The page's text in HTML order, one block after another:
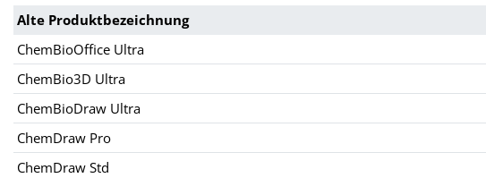
Alte Produktbezeichnung
ChemBioOffice Ultra
ChemBio3D Ultra
ChemBioDraw Ultra
ChemDraw Pro
ChemDraw Std